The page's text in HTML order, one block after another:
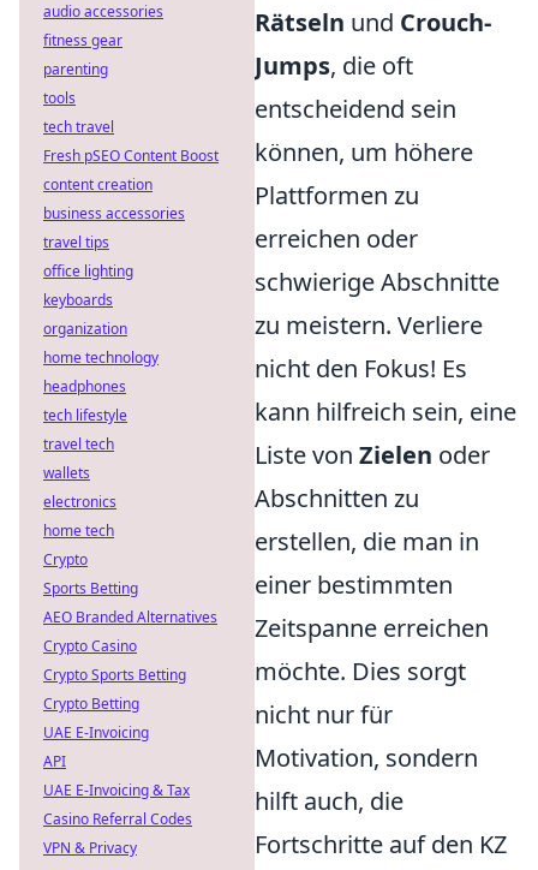
Rätseln und Crouch-
Jumps, die oft
entscheidend sein
können, um höhere
Plattformen zu
erreichen oder
schwierige Abschnitte
zu meistern. Verliere
nicht den Fokus! Es
kann hilfreich sein, eine
Liste von Zielen oder
Abschnitten zu
erstellen, die man in
einer bestimmten
Zeitspanne erreichen
möchte. Dies sorgt
nicht nur für
Motivation, sondern
hilft auch, die
Fortschritte auf den KZ
audio accessories
fitness gear
parenting
tools
tech travel
Fresh pSEO Content Boost
content creation
business accessories
travel tips
office lighting
keyboards
organization
home technology
headphones
tech lifestyle
travel tech
wallets
electronics
home tech
Crypto
Sports Betting
AEO Branded Alternatives
Crypto Casino
Crypto Sports Betting
Crypto Betting
UAE E-Invoicing
API
UAE E-Invoicing & Tax
Casino Referral Codes
VPN & Privacy